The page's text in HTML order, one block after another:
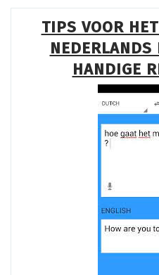
TIPS VOOR
NEDERLANDS
HANDIGE